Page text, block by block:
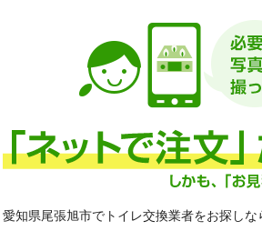
愛知県尾張旭市でトイレ交換業者をお探し